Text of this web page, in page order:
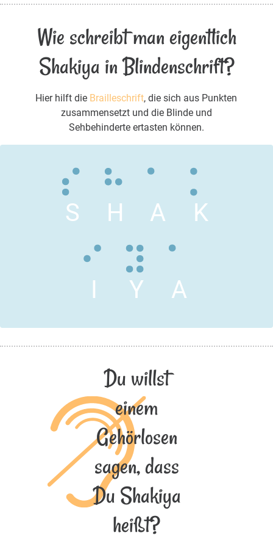
Wie schreibt man eigentlich
Shakiya in Blindenschrift?
Hier hilft die Brailleschrift, die sich aus Punkten
zusammensetzt und die Blinde und
Sehbehinderte ertasten können.
S H A K
I Y A
Du willst
einem
Gehörlosen
sagen, dass
Du Shakiya
heißt?